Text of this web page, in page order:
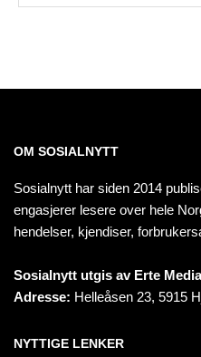
OM SOSIALNYTT
Sosialnytt har siden 2014
engasjerer lesere over hele
hendelser, kjendiser,
Sosialnytt utgis av Erte
Adresse: Helleåsen 23, 5915
NYTTIGE LENKER